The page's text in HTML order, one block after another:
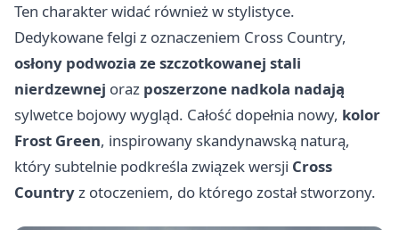
Ten charakter widać również w stylistyce.
Dedykowane felgi z oznaczeniem Cross Country,
osłony podwozia ze szczotkowanej stali
nierdzewnej oraz poszerzone nadkola nadają
sylwetce bojowy wygląd. Całość dopełnia nowy, kolor
Frost Green, inspirowany skandynawską naturą,
który subtelnie podkreśla związek wersji Cross
Countryz otoczeniem, do którego został stworzony.